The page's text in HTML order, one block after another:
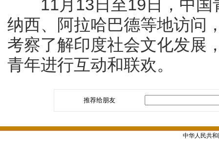
11月13日至19日，中国
纳西、阿拉哈巴德等地访问
考察了解印度社会文化发展
青年进行互动和联欢。
推荐给朋友
中华人民共